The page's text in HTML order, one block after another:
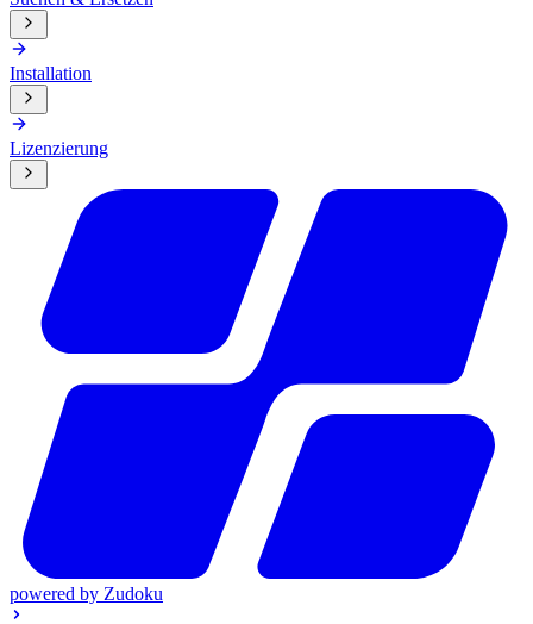
Installation
Lizenzierung
powered by Zudoku